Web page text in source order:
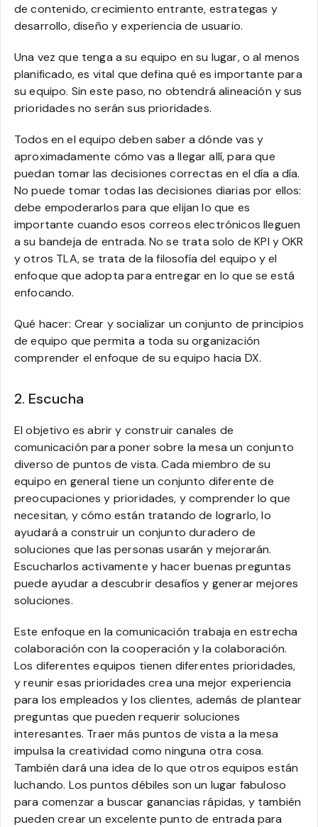
de contenido, crecimiento entrante, estrategas y
desarrollo, diseño y experiencia de usuario.
Una vez que tenga a su equipo en su lugar, o al menos
planificado, es vital que defina qué es importante para
su equipo. Sin este paso, no obtendrá alineación y sus
prioridades no serán sus prioridades.
Todos en el equipo deben saber a dónde vas y
aproximadamente cómo vas a llegar allí, para que
puedan tomar las decisiones correctas en el día a día.
No puede tomar todas las decisiones diarias por ellos:
debe empoderarlos para que elijan lo que es
importante cuando esos correos electrónicos lleguen
a su bandeja de entrada. No se trata solo de KPI y OKR
y otros TLA, se trata de la filosofía del equipo y el
enfoque que adopta para entregar en lo que se está
enfocando.
Qué hacer: Crear y socializar un conjunto de principios
de equipo que permita a toda su organización
comprender el enfoque de su equipo hacia DX.
2. Escucha
El objetivo es abrir y construir canales de
comunicación para poner sobre la mesa un conjunto
diverso de puntos de vista. Cada miembro de su
equipo en general tiene un conjunto diferente de
preocupaciones y prioridades, y comprender lo que
necesitan, y cómo están tratando de lograrlo, lo
ayudará a construir un conjunto duradero de
soluciones que las personas usarán y mejorarán.
Escucharlos activamente y hacer buenas preguntas
puede ayudar a descubrir desafíos y generar mejores
soluciones.
Este enfoque en la comunicación trabaja en estrecha
colaboración con la cooperación y la colaboración.
Los diferentes equipos tienen diferentes prioridades,
y reunir esas prioridades crea una mejor experiencia
para los empleados y los clientes, además de plantear
preguntas que pueden requerir soluciones
interesantes. Traer más puntos de vista a la mesa
impulsa la creatividad como ninguna otra cosa.
También dará una idea de lo que otros equipos están
luchando. Los puntos débiles son un lugar fabuloso
para comenzar a buscar ganancias rápidas, y también
pueden crear un excelente punto de entrada para